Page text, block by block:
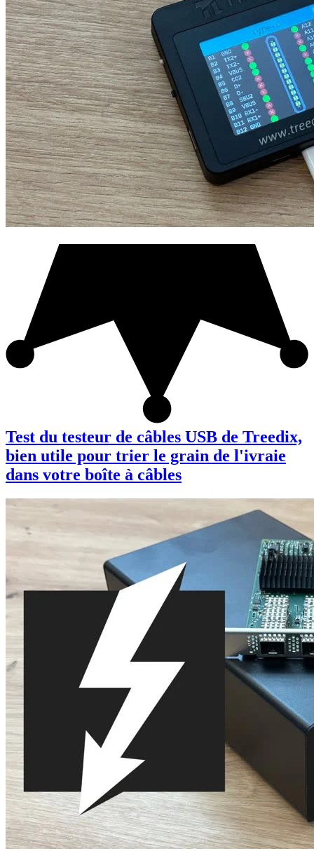
Test du testeur de câbles USB de Treedix,
bien utile pour trier le grain de l'ivraie
dans votre boîte à câbles